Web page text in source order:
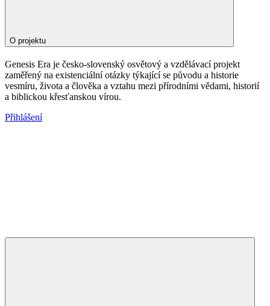
O projektu
Genesis Era je česko-slovenský osvětový a vzdělávací projekt
zaměřený na existenciální otázky týkající se původu a historie
vesmíru, života a člověka a vztahu mezi přírodními vědami, historií
a biblickou křesťanskou vírou.
Přihlášení